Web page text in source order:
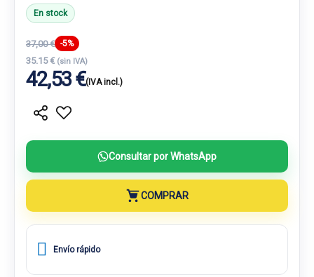
En stock
37,00 € -5%
35.15 € (sin IVA)
42,53 €(IVA incl.)
Consultar por WhatsApp
COMPRAR
Envío rápido